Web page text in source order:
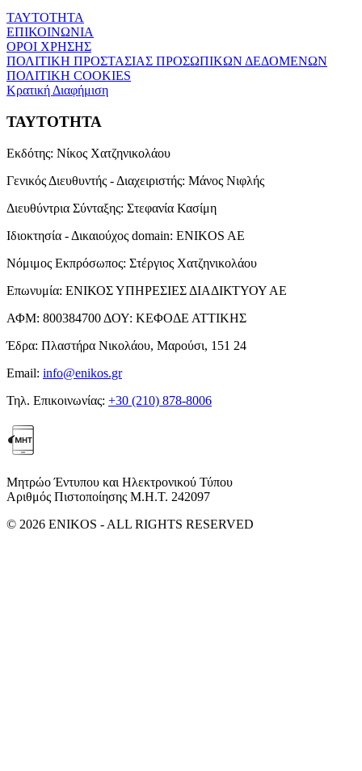
ΤΑΥΤΟΤΗΤΑ
ΕΠΙΚΟΙΝΩΝΙΑ
ΟΡΟΙ ΧΡΗΣΗΣ
ΠΟΛΙΤΙΚΗ ΠΡΟΣΤΑΣΙΑΣ ΠΡΟΣΩΠΙΚΩΝ ΔΕΔΟΜΕΝΩΝ
ΠΟΛΙΤΙΚΗ COOKIES
Κρατική Διαφήμιση
ΤΑΥΤΟΤΗΤΑ
Εκδότης: Νίκος Χατζηνικολάου
Γενικός Διευθυντής - Διαχειριστής: Μάνος Νιφλής
Διευθύντρια Σύνταξης: Στεφανία Κασίμη
Ιδιοκτησία - Δικαιούχος domain: ENIKOS AE
Νόμιμος Εκπρόσωπος: Στέργιος Χατζηνικολάου
Επωνυμία: ΕΝΙΚΟΣ ΥΠΗΡΕΣΙΕΣ ΔΙΑΔΙΚΤΥΟΥ ΑΕ
ΑΦΜ: 800384700 ΔΟΥ: ΚΕΦΟΔΕ ΑΤΤΙΚΗΣ
Έδρα: Πλαστήρα Νικολάου, Μαρούσι, 151 24
Email: info@enikos.gr
Τηλ. Επικοινωνίας: +30 (210) 878-8006
Μητρώο Έντυπου και Ηλεκτρονικού Τύπου
Αριθμός Πιστοποίησης Μ.Η.Τ. 242097
© 2026 ENIKOS - ALL RIGHTS RESERVED